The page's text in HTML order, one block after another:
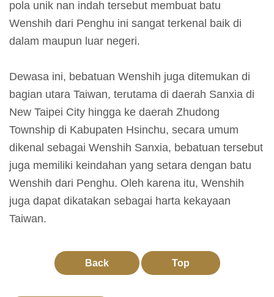
n
m
e
pola unik nan indah tersebut membuat batu
Wenshih dari Penghu ini sangat terkenal baik di
dalam maupun luar negeri.
Dewasa ini, bebatuan Wenshih juga ditemukan di
bagian utara Taiwan, terutama di daerah Sanxia di
New Taipei City hingga ke daerah Zhudong
Township di Kabupaten Hsinchu, secara umum
dikenal sebagai Wenshih Sanxia, bebatuan tersebut
juga memiliki keindahan yang setara dengan batu
Wenshih dari Penghu. Oleh karena itu, Wenshih
juga dapat dikatakan sebagai harta kekayaan
Taiwan.
Back Top